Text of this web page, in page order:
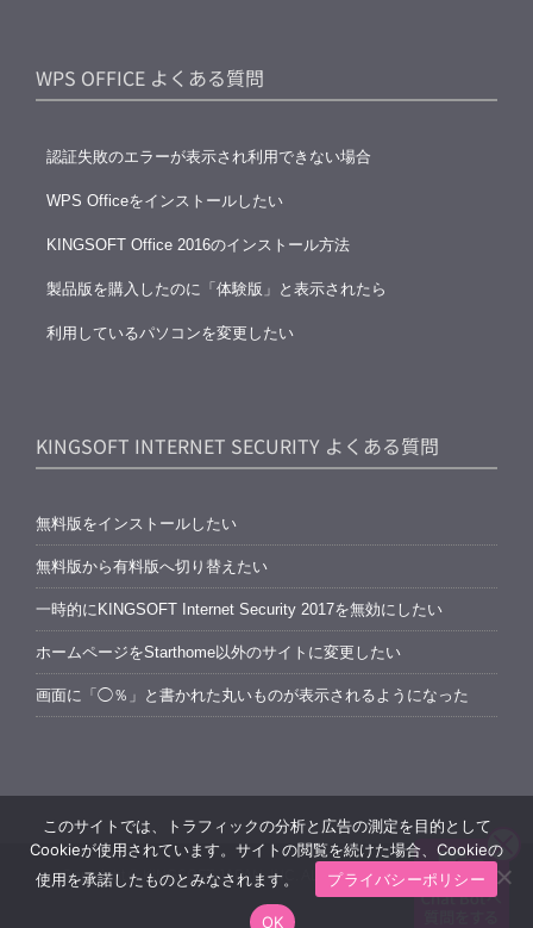
WPS OFFICE よくある質問
認証失敗のエラーが表示され利用できない場合
WPS Officeをインストールしたい
KINGSOFT Office 2016のインストール方法
製品版を購入したのに「体験版」と表示されたら
利用しているパソコンを変更したい
KINGSOFT INTERNET SECURITY よくある質問
無料版をインストールしたい
無料版から有料版へ切り替えたい
一時的にKINGSOFT Internet Security 2017を無効にしたい
ホームページをStarthome以外のサイトに変更したい
画面に「◯％」と書かれた丸いものが表示されるようになった
Copyright © KINGSOFT JAPAN, INC. ALL RIGHTS RESERVED.
Facebook
このサイトでは、トラフィックの分析と広告の測定を目的として
Cookieが使用されています。サイトの閲覧を続けた場合、Cookieの
使用を承諾したものとみなされます。
プライバシーポリシー
OK